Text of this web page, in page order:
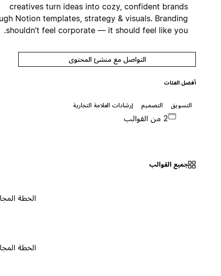
creatives turn ideas into cozy, confident brands
through Notion templates, strategy & visuals. Branding
shouldn’t feel corporate — it should feel like you.
التواصل مع منشئ المحتوى
أفضل الفئات
التصميم إرشادات العلامة التجارية
جميع القوالب
الخطة المجانية ٠
الخطة المجانية ٠